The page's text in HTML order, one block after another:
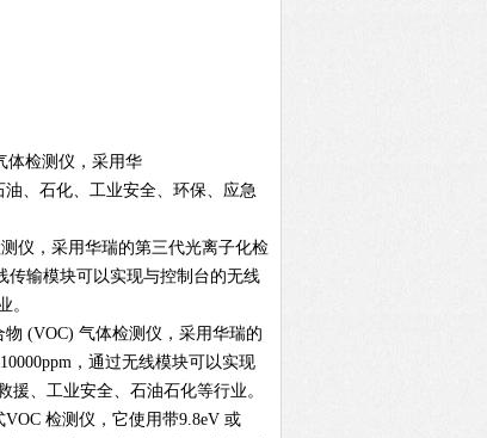
体检测仪，采用华
、石化、工业安全、环保、应急
仪，采用华瑞的第三代光离子化检
传输模块可以实现与控制台的无线
。
(VOC) 气体检测仪，采用华瑞的
，通过无线模块可以实现
、工业安全、石油石化等行业。
检测仪，它使用带9.8eV 或